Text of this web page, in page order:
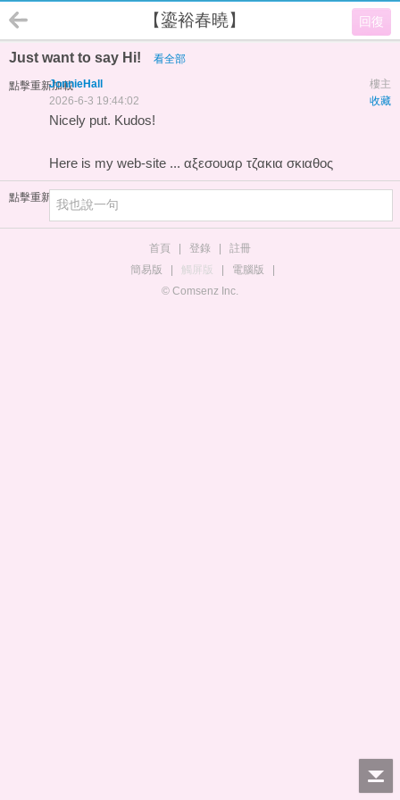
回復
【鎏裕春曉】
Just want to say Hi! 看全部
點擊重新加載 樓主
JonnieHall
收藏
2026-6-3 19:44:02
Nicely put. Kudos!
Here is my web-site ... αξεσουαρ τζακια σκιαθος
點擊重新加載
首頁 登錄
註冊
簡易版
觸屏版 電腦版
© Comsenz Inc.